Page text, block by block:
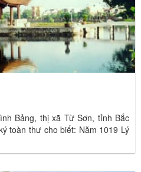
Bảng, thị xã Từ Sơn, tỉnh Bắc
toàn thư cho biết: Năm 1019 Lý